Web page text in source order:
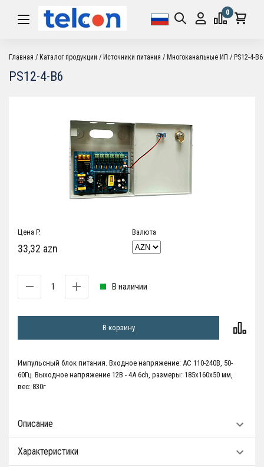
0
Главная Каталог продукции Источники питания Многоканальные ИП PS12-4-B6
PS12-4-B6
Цена P.
33,32 azn
Валюта
В наличии
В корзину
Импульсный блок питания. Входное напряжение: AC 110-240В, 50-
60Гц. Выходное напряжение 12В - 4А 6ch, размеры: 185х160х50 мм,
вес: 830г
Описание
Характеристики